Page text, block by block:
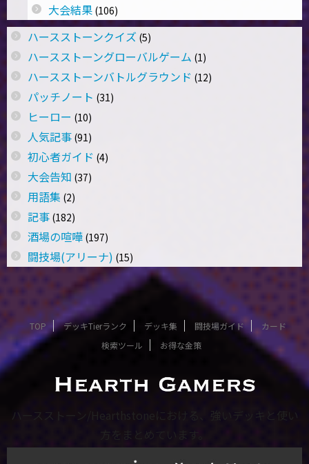
大会結果 (106)
ハースストーンクイズ (5)
ハースストーングローバルゲーム (1)
ハースストーンバトルグラウンド (12)
パッチノート (31)
ヒーロー (10)
人気記事 (91)
初心者ガイド (4)
大会告知 (37)
用語集 (2)
記事 (182)
酒場の喧嘩 (197)
闘技場(アリーナ) (15)
TOP デッキTierランク デッキ集 闘技場ガイド
カード
検索ツール
お得な金策
ハースストーン/Hearthstoneにおける、強いデッキと使い
方をまとめています。